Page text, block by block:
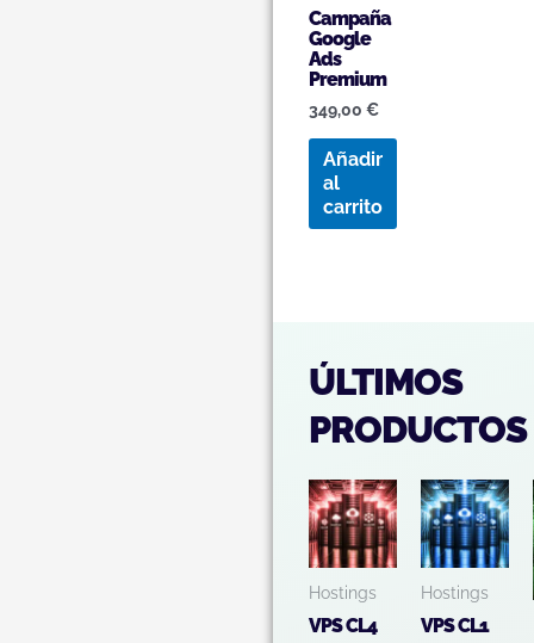
Campaña
Google
Ads
Premium
349,00€
Añadir
al
carrito
ÚLTIMOS
PRODUCTOS
Hostings
VPS CL4
Hostings
VPS CL1